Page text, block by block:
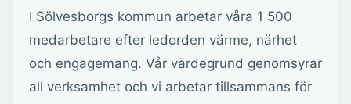
I Sölvesborgs kommun arbetar våra 1 500
medarbetare efter ledorden värme, närhet
och engagemang. Vår värdegrund genomsyrar
all verksamhet och vi arbetar tillsammans för